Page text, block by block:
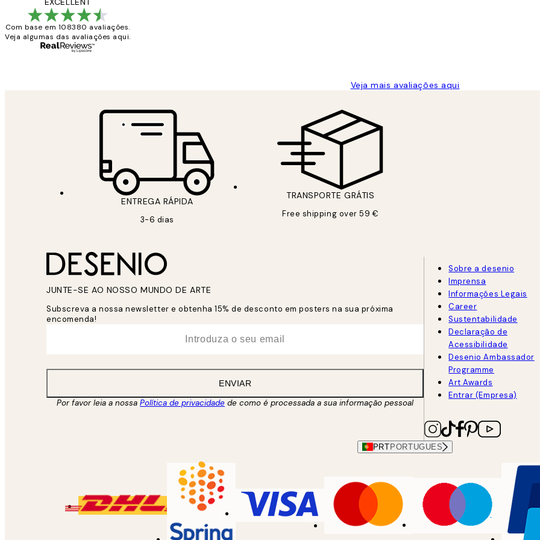
Com base em 108380 avaliações.
Veja algumas das avaliações aqui.
Veja mais avaliações aqui
ENTREGA RÁPIDA
3-6 dias
TRANSPORTE GRÁTIS
Free shipping over 59 €
JUNTE-SE AO NOSSO MUNDO DE ARTE
Subscreva a nossa newsletter e obtenha 15% de desconto em posters na sua próxima
encomenda!
ENVIAR
Por favor leia a nossaPolítica de privacidade de como é processada a sua informação pessoal
Sobre a desenio
Imprensa
Informações Legais
Career
Sustentabilidade
Declaração de
Acessibilidade
Desenio Ambassador
Programme
Art Awards
Entrar (Empresa)
PRT PORTUGUES